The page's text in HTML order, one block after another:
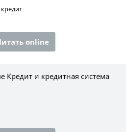
online
Кредит и кредитная система